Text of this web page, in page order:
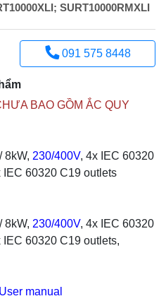
SURT10000RMXLI
091 575 8448
BAO GỒM ẮC QUY
8kW, 230/400V, 4x IEC 60320
60320 C19 outlets
8kW, 230/400V, 4x IEC 60320
60320 C19 outlets,
manual